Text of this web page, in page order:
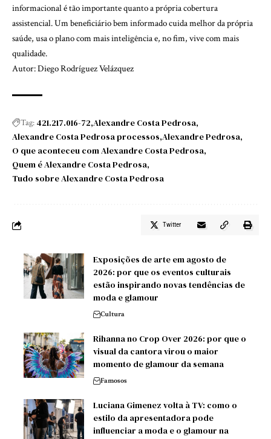
informacional é tão importante quanto a própria cobertura
assistencial. Um beneficiário bem informado cuida melhor da própria
saúde, usa o plano com mais inteligência e, no fim, vive com mais
qualidade.
Autor: Diego Rodríguez Velázquez
Tag: 421.217.016-72 Alexandre Costa Pedrosa
Alexandre Costa Pedrosa processos Alexandre Pedrosa
O que aconteceu com Alexandre Costa Pedrosa
Quem é Alexandre Costa Pedrosa
Tudo sobre Alexandre Costa Pedrosa
Twitter
Exposições de arte em agosto de
2026: por que os eventos culturais
estão inspirando novas tendências de
moda e glamour
Cultura
Rihanna no Crop Over 2026: por que o
visual da cantora virou o maior
momento de glamour da semana
Famosos
Luciana Gimenez volta à TV: como o
estilo da apresentadora pode
influenciar a moda e o glamour na